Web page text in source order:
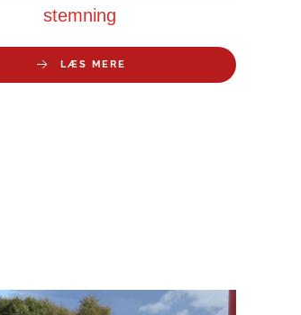
stemning
LÆS MERE